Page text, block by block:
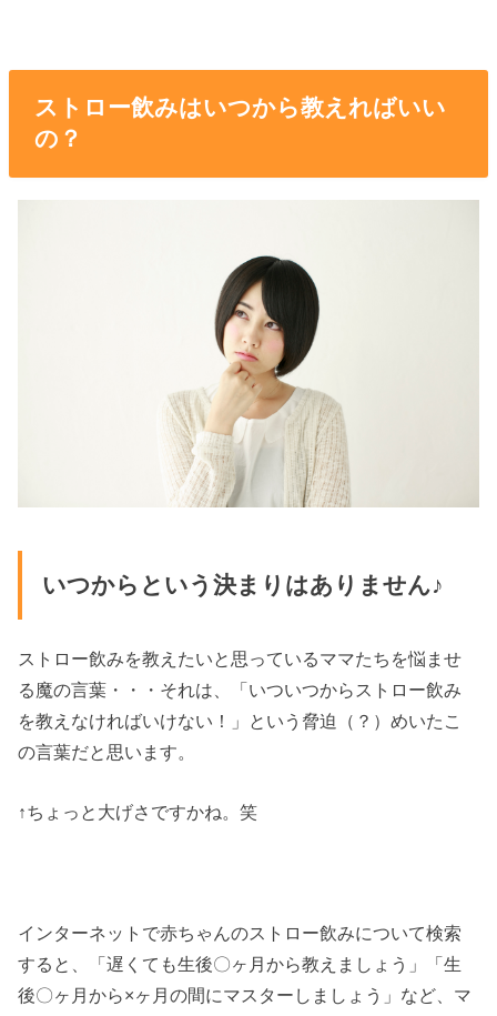
ストロー飲みはいつから教えればいい
の？
いつからという決まりはありません♪
ストロー飲みを教えたいと思っているママたちを悩ませ
る魔の言葉・・・それは、「いついつからストロー飲み
を教えなければいけない！」という脅迫（？）めいたこ
の言葉だと思います。
↑ちょっと大げさですかね。笑
インターネットで赤ちゃんのストロー飲みについて検索
すると、「遅くても生後〇ヶ月から教えましょう」「生
後〇ヶ月から×ヶ月の間にマスターしましょう」など、マ